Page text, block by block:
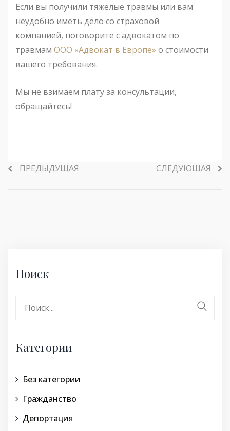
Если вы получили тяжелые травмы или вам
неудобно иметь дело со страховой
компанией, поговорите с адвокатом по
травмам ООО «Адвокат в Европе» о стоимости
вашего требования.
Мы не взимаем плату за консультации,
обращайтесь!
ПРЕДЫДУЩАЯ СЛЕДУЮЩАЯ
Поиск
Категории
Без категории
Гражданство
Депортация